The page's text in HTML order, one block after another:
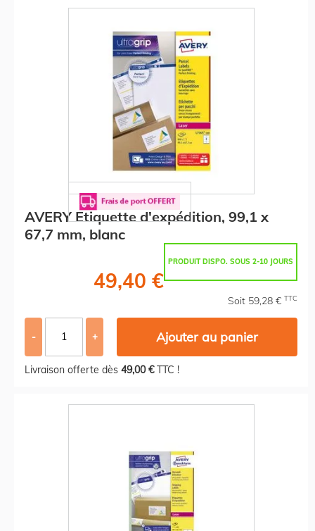
AVERY Etiquette d'expédition, 99,1 x
67,7 mm, blanc
PRODUIT DISPO. SOUS 2-10 JOURS
49,40 €
Soit 59,28 € TTC
- + Ajouter au panier
Livraison offerte dès 49,00 €TTC !